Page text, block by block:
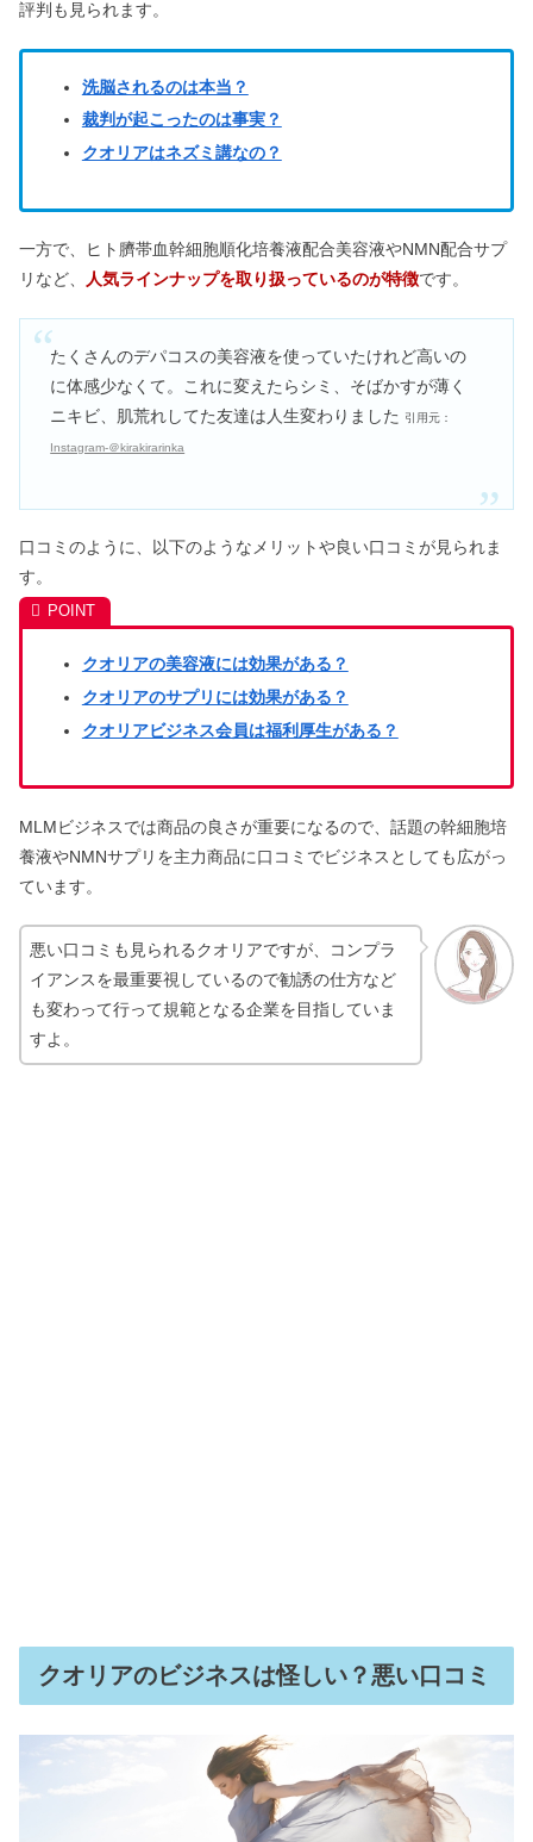
ホットヨガLAVAはやばい？インストラ
クター退職の理由【料金】
ビーグレンは買ってはいけない？使い
評判も見られます。
洗脳されるのは本当？
裁判が起こったのは事実？
クオリアはネズミ講なの？
一方で、ヒト臍帯血幹細胞順化培養液配合美容液やNMN配合サプ
リなど、
人気ラインナップを取り扱っているのが特徴です。
たくさんのデパコスの美容液を使っていたけれど高いの
に体感少なくて。これに変えたらシミ、そばかすが薄く
ニキビ、肌荒れしてた友達は人生変わりました
引用元：
Instagram-＠kirakirarinka
口コミのように、以下のようなメリットや良い口コミが見られま
す。
クオリアの美容液には効果がある？
クオリアのサプリには効果がある？
クオリアビジネス会員は福利厚生がある？
MLMビジネスでは商品の良さが重要になるので、話題の幹細胞培
養液やNMNサプリを主力商品に口コミでビジネスとしても広がっ
ています。
悪い口コミも見られるクオリアですが、コンプラ
イアンスを最重要視しているので勧誘の仕方など
も変わって行って規範となる企業を目指していま
すよ。
クオリアのビジネスは怪しい？悪い口コミ